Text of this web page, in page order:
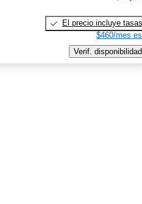
El precio incluye tasas
$460/mes
Verif. disponibilidad